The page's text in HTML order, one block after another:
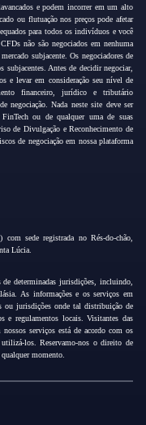
e podem incorrer em um alto
ou flutuação nos preços pode afetar
para todos os indivíduos e você
não são negociados em nenhuma
subjacente. Os negociadores de
Antes de decidir negociar,
e levar em consideração seu nível de
financeiro, jurídico e tributário
negociação. Nada neste site deve ser
ou de qualquer uma de suas
de Divulgação e Reconhecimento de
de negociação em nossa plataforma
sede registrada no Rés-do-chão,
Lúcia.
determinadas jurisdições, incluindo,
As informações e os serviços em
ou jurisdições onde tal distribuição de
e regulamentos locais. Visitantes das
serviços está de acordo com os
los. Reservamo-nos o direito de
momento.